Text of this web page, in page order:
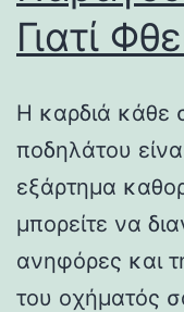
Γιατί
Η καρδιά κάθε
ποδηλάτου
εξάρτημα
μπορείτε να
ανηφόρες και
του οχήματός